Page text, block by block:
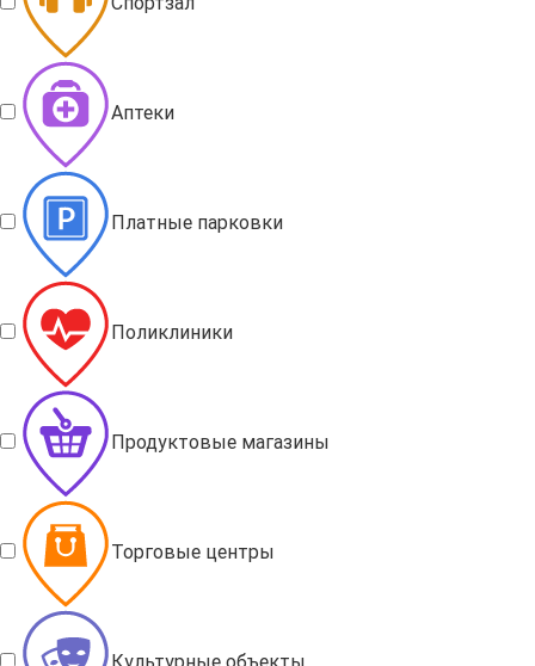
Аптеки
Платные парковки
Поликлиники
Продуктовые магазины
Торговые центры